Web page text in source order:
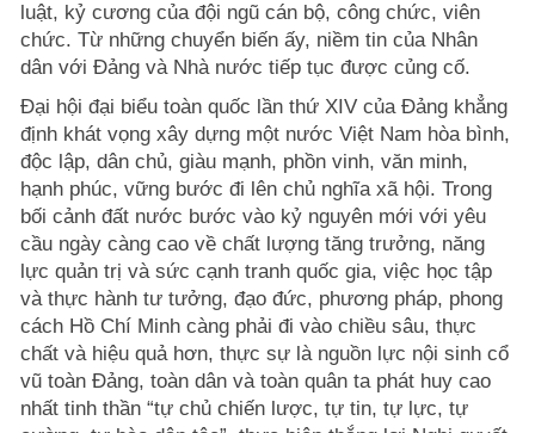
luật, kỷ cương của đội ngũ cán bộ, công chức, viên
chức. Từ những chuyển biến ấy, niềm tin của Nhân
dân với Đảng và Nhà nước tiếp tục được củng cố.
Đại hội đại biểu toàn quốc lần thứ XIV của Đảng khẳng
định khát vọng xây dựng một nước Việt Nam hòa bình,
độc lập, dân chủ, giàu mạnh, phồn vinh, văn minh,
hạnh phúc, vững bước đi lên chủ nghĩa xã hội. Trong
bối cảnh đất nước bước vào kỷ nguyên mới với yêu
cầu ngày càng cao về chất lượng tăng trưởng, năng
lực quản trị và sức cạnh tranh quốc gia, việc học tập
và thực hành tư tưởng, đạo đức, phương pháp, phong
cách Hồ Chí Minh càng phải đi vào chiều sâu, thực
chất và hiệu quả hơn, thực sự là nguồn lực nội sinh cổ
vũ toàn Đảng, toàn dân và toàn quân ta phát huy cao
nhất tinh thần “tự chủ chiến lược, tự tin, tự lực, tự